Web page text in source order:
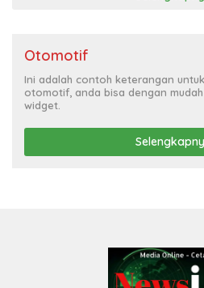
Otomotif
Ini adalah contoh keterangan
otomotif, anda bisa dengan
widget.